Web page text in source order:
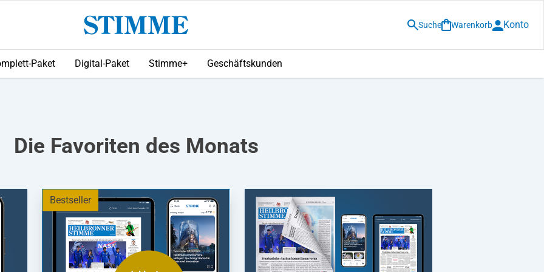
Suche Warenkorb Konto
Paket Digital-Paket Stimme+ Geschäftskunden
Die Favoriten des Monats
Bestseller